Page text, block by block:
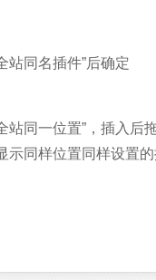
站同名插件”后确定
站同一位置”，插入
示同样位置同样设置